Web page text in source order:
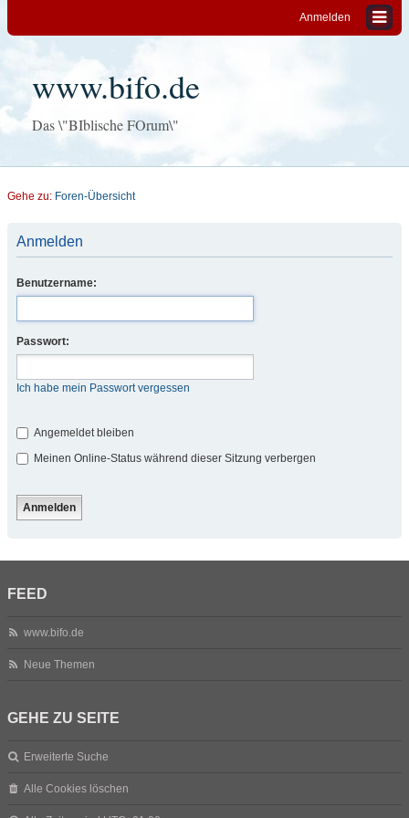
Anmelden
www.bifo.de
Das \"BIblische FOrum\"
Gehe zu: Foren-Übersicht
Anmelden
Benutzername:
Passwort:
Ich habe mein Passwort vergessen
Angemeldet bleiben
Meinen Online-Status während dieser Sitzung verbergen
FEED
www.bifo.de
Neue Themen
GEHE ZU SEITE
Erweiterte Suche
Alle Cookies löschen